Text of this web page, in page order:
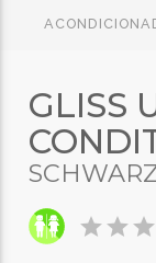
GLISS
starstarstar